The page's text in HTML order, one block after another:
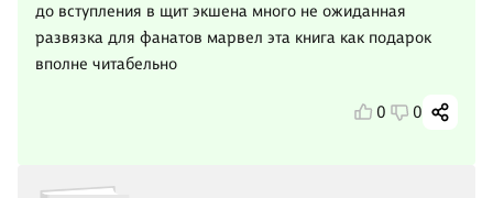
до вступления в щит экшена много не ожиданная
развязка для фанатов марвел эта книга как подарок
вполне читабельно
0 0